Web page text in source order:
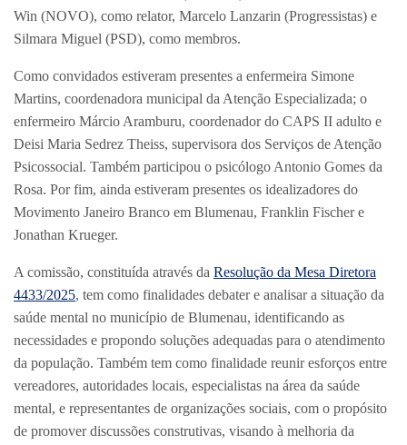
Win (NOVO), como relator, Marcelo Lanzarin (Progressistas) e
Silmara Miguel (PSD), como membros.
Como convidados estiveram presentes a enfermeira Simone
Martins, coordenadora municipal da Atenção Especializada; o
enfermeiro Márcio Aramburu, coordenador do CAPS II adulto e
Deisi Maria Sedrez Theiss, supervisora dos Serviços de Atenção
Psicossocial. Também participou o psicólogo Antonio Gomes da
Rosa. Por fim, ainda estiveram presentes os idealizadores do
Movimento Janeiro Branco em Blumenau, Franklin Fischer e
Jonathan Krueger.
A comissão, constituída através da Resolução da Mesa Diretora
4433/2025, tem como finalidades debater e analisar a situação da
saúde mental no município de Blumenau, identificando as
necessidades e propondo soluções adequadas para o atendimento
da população. Também tem como finalidade reunir esforços entre
vereadores, autoridades locais, especialistas na área da saúde
mental, e representantes de organizações sociais, com o propósito
de promover discussões construtivas, visando à melhoria da